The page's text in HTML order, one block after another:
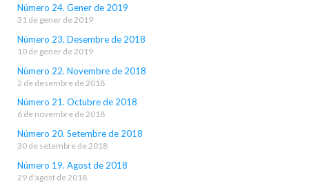
Número 24. Gener de 2019
31 de gener de 2019
Número 23. Desembre de 2018
10 de gener de 2019
Número 22. Novembre de 2018
2 de desembre de 2018
Número 21. Octubre de 2018
6 de novembre de 2018
Número 20. Setembre de 2018
30 de setembre de 2018
Número 19. Agost de 2018
29 d'agost de 2018